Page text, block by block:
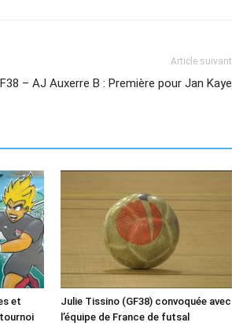
Article suivant
– AJ Auxerre B : Première pour Jan Kaye
et
Julie Tissino (GF38) convoquée avec
l’équipe de France de futsal